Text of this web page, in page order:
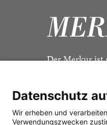
Der Merkur ist
Datenschutz
Wir erheben und
Verwendungszwecken